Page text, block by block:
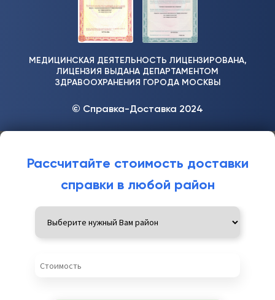
МЕДИЦИНСКАЯ ДЕЯТЕЛЬНОСТЬ ЛИЦЕНЗИРОВАНА,
ЛИЦЕНЗИЯ ВЫДАНА ДЕПАРТАМЕНТОМ
ЗДРАВООХРАНЕНИЯ ГОРОДА МОСКВЫ
© Справка-Доставка 2024
Рассчитайте стоимость доставки
справки в любой район